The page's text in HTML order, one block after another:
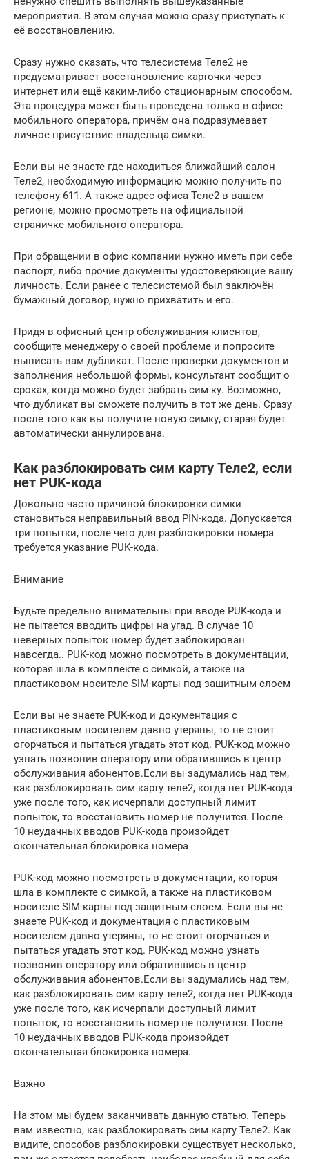
мероприятия. В этом случая можно сразу приступать к
её восстановлению.
Сразу нужно сказать, что телесистема Теле2 не
предусматривает восстановление карточки через
интернет или ещё каким-либо стационарным способом.
Эта процедура может быть проведена только в офисе
мобильного оператора, причём она подразумевает
личное присутствие владельца симки.
Если вы не знаете где находиться ближайший салон
Теле2, необходимую информацию можно получить по
телефону 611. А также адрес офиса Теле2 в вашем
регионе, можно просмотреть на официальной
страничке мобильного оператора.
При обращении в офис компании нужно иметь при себе
паспорт, либо прочие документы удостоверяющие вашу
личность. Если ранее с телесистемой был заключён
бумажный договор, нужно прихватить и его.
Придя в офисный центр обслуживания клиентов,
сообщите менеджеру о своей проблеме и попросите
выписать вам дубликат. После проверки документов и
заполнения небольшой формы, консультант сообщит о
сроках, когда можно будет забрать сим-ку. Возможно,
что дубликат вы сможете получить в тот же день. Сразу
после того как вы получите новую симку, старая будет
автоматически аннулирована.
Как разблокировать сим карту Теле2, если
нет PUK-кода
Довольно часто причиной блокировки симки
становиться неправильный ввод PIN-кода. Допускается
три попытки, после чего для разблокировки номера
требуется указание PUK-кода.
Внимание
Будьте предельно внимательны при вводе PUK-кода и
не пытается вводить цифры на угад. В случае 10
неверных попыток номер будет заблокирован
навсегда.. PUK-код можно посмотреть в документации,
которая шла в комплекте с симкой, а также на
пластиковом носителе SIM-карты под защитным слоем
Если вы не знаете PUK-код и документация с
пластиковым носителем давно утеряны, то не стоит
огорчаться и пытаться угадать этот код. PUK-код можно
узнать позвонив оператору или обратившись в центр
обслуживания абонентов.Если вы задумались над тем,
как разблокировать сим карту теле2, когда нет PUK-кода
уже после того, как исчерпали доступный лимит
попыток, то восстановить номер не получится. После
10 неудачных вводов PUK-кода произойдет
окончательная блокировка номера
PUK-код можно посмотреть в документации, которая
шла в комплекте с симкой, а также на пластиковом
носителе SIM-карты под защитным слоем. Если вы не
знаете PUK-код и документация с пластиковым
носителем давно утеряны, то не стоит огорчаться и
пытаться угадать этот код. PUK-код можно узнать
позвонив оператору или обратившись в центр
обслуживания абонентов.Если вы задумались над тем,
как разблокировать сим карту теле2, когда нет PUK-кода
уже после того, как исчерпали доступный лимит
попыток, то восстановить номер не получится. После
10 неудачных вводов PUK-кода произойдет
окончательная блокировка номера.
Важно
На этом мы будем заканчивать данную статью. Теперь
вам известно, как разблокировать сим карту Теле2. Как
видите, способов разблокировки существует несколько,